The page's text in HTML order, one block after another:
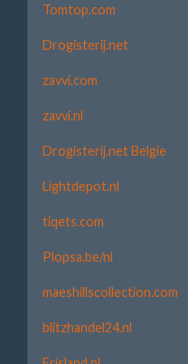
Tomtop.com
Drogisterij.net
zavvi.com
zavvi.nl
Drogisterij.net Belgie
Lightdepot.nl
tiqets.com
Plopsa.be/nl
maeshillscollection.com
blitzhandel24.nl